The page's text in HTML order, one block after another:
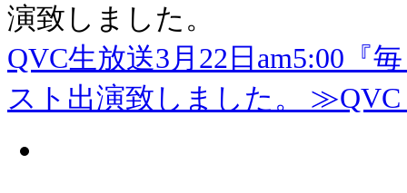
演致しました。
QVC生放送3月22日am5:00『
スト出演致しました。